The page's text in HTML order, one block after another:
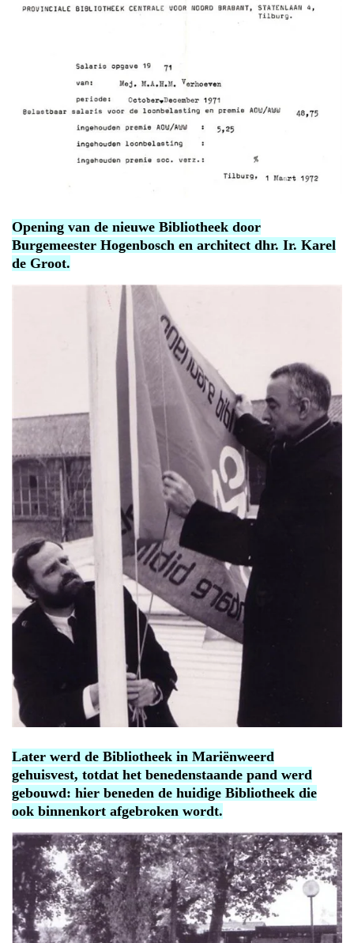
Opening van de nieuwe Bibliotheek door
Burgemeester Hogenbosch en architect dhr. Ir. Karel
de Groot.
Later werd de Bibliotheek in Mariënweerd
gehuisvest, totdat het benedenstaande pand werd
gebouwd: hier beneden de huidige Bibliotheek die
ook binnenkort afgebroken wordt.